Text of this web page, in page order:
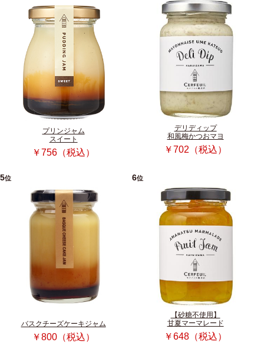
プリンジャム
スイート
￥756（税込）
デリディップ
和風梅かつおマヨ
￥702（税込）
5位
バスクチーズケーキジャム
￥800（税込）
6位
【砂糖不使用】
甘夏マーマレード
￥648（税込）